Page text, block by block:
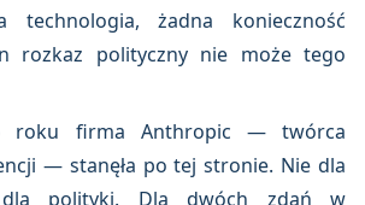
technologia, żadna konieczność
rozkaz polityczny nie może tego
roku firma Anthropic — twórca
— stanęła po tej stronie. Nie dla
dla polityki. Dla dwóch zdań w